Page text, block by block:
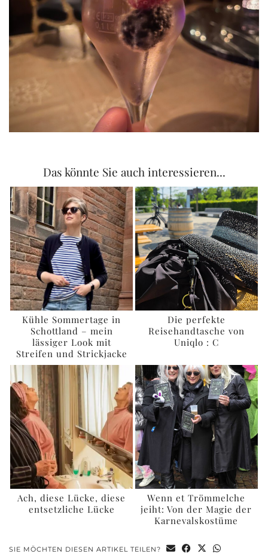
Das könnte Sie auch interessieren...
Kühle Sommertage in
Schottland – mein
lässiger Look mit
Streifen und Strickjacke
Die perfekte
Reisehandtasche von
Uniqlo : C
Ach, diese Lücke, diese
entsetzliche Lücke
Wenn et Trömmelche
jeiht: Von der Magie der
Karnevalskostüme
SIE MÖCHTEN DIESEN ARTIKEL TEILEN?